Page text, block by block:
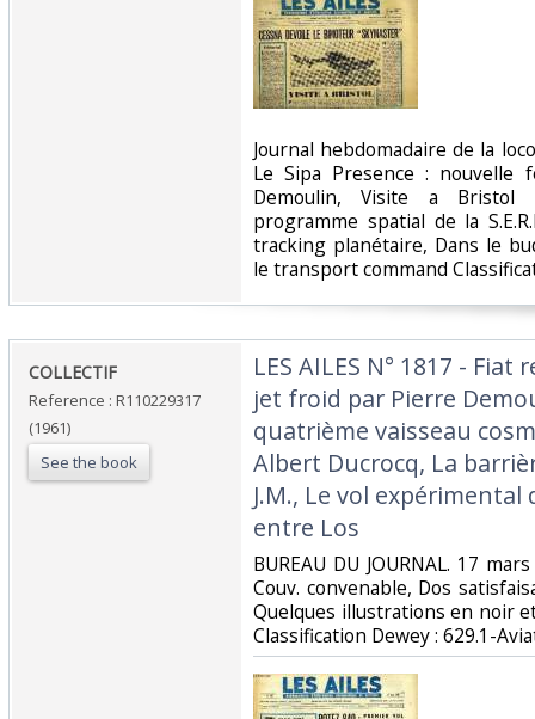
‎Journal hebdomadaire de la
Le Sipa Presence : nouvelle
Demoulin, Visite a Bristol
programme spatial de la
tracking planétaire, Dans le
le transport command
‎COLLECTIF‎
Reference : R110229317
(1961)
See the book
‎LES AILES N° 1817 -
jet froid par Pierre
quatrième vaisseau
Albert Ducrocq, La
J.M., Le vol expérimental
entre Los‎
‎BUREAU DU JOURNAL. 17
Couv. convenable, Dos
Quelques illustrations en noir
Classification Dewey : 629.1-